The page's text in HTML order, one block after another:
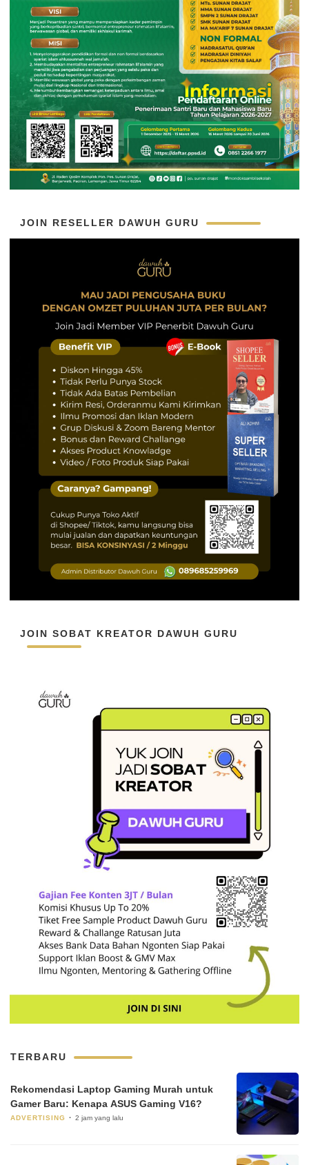
JOIN RESELLER DAWUH GURU
JOIN SOBAT KREATOR DAWUH GURU
TERBARU
Rekomendasi Laptop Gaming Murah untuk
Gamer Baru: Kenapa ASUS Gaming V16?
ADVERTISING 2 jam yang lalu